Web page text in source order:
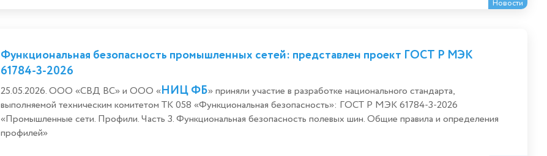
Новости
Функциональная безопасность промышленных сетей: представлен проект ГОСТ Р МЭК
61784-3-2026
25.05.2026. ООО «СВД ВС» и ООО «НИЦ ФБ» приняли участие в разработке национального стандарта,
выполняемой техническим комитетом ТК 058 «Функциональная безопасность»: ГОСТ Р МЭК 61784-3-2026
«Промышленные сети. Профили. Часть 3. Функциональная безопасность полевых шин. Общие правила и определения
профилей»